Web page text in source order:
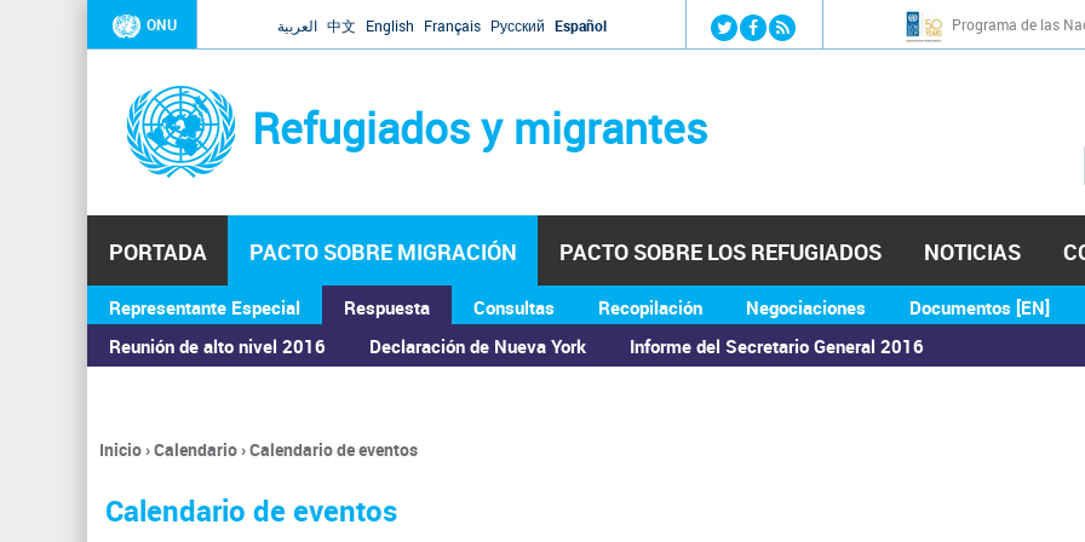
Jump to navigation
ONU العربية 中文 English Français Русский Español Programa de las
Refugiados y migrantes
PORTADA PACTO SOBRE MIGRACIÓN
Representante Especial
Respuesta
Reunión de alto nivel 2016
Declaración de Nueva York Informe del Secretario General 2016
Consultas Recopilación Negociaciones Documentos [EN]
PACTO SOBRE LOS REFUGIADOS NOTICIAS
ASAMBLEA GENERAL
Se
encuentra
usted
Inicio›Calendario›Calendario de eventos
Calendario de eventos